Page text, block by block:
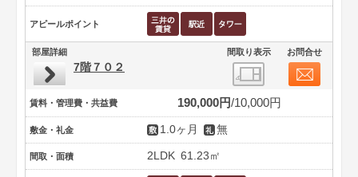
アピールポイント
部屋詳細 間取り表示 お問合せ
7階７０２
賃料・管理費・共益費 190,000円 10,000円
敷金・礼金 1.0ヶ月 無
間取・面積 2LDK 61.23㎡